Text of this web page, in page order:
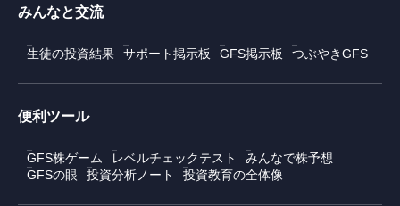
みんなと交流
生徒の投資結果 サポート掲示板 GFS掲示板 つぶやきGFS
便利ツール
GFS株ゲーム レベルチェックテスト
みんなで株予想
GFSの眼
投資分析ノート 投資教育の全体像